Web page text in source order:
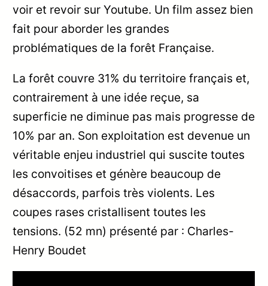
voir et revoir sur Youtube. Un film assez bien
fait pour aborder les grandes
problématiques de la forêt Française.
La forêt couvre 31% du territoire français et,
contrairement à une idée reçue, sa
superficie ne diminue pas mais progresse de
10% par an. Son exploitation est devenue un
véritable enjeu industriel qui suscite toutes
les convoitises et génère beaucoup de
désaccords, parfois très violents. Les
coupes rases cristallisent toutes les
tensions. (52 mn) présenté par : Charles-
Henry Boudet